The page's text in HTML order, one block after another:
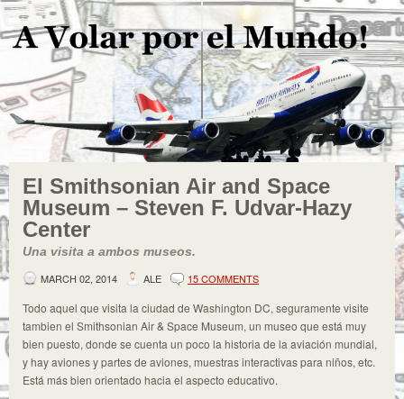
El Smithsonian Air and Space
Museum – Steven F. Udvar-Hazy
Center
Una visita a ambos museos.
MARCH 02, 2014
ALE 15 COMMENTS
Todo aquel que visita la ciudad de Washington DC, seguramente visite
tambien el Smithsonian Air & Space Museum, un museo que está muy
bien puesto, donde se cuenta un poco la historia de la aviación mundial,
y hay aviones y partes de aviones, muestras interactivas para niños, etc.
Está más bien orientado hacia el aspecto educativo.